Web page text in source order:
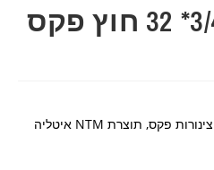
NTM מקשר "3/4* 32 חוץ פקס
מתאים לצינורות מים מושחלים וצינורות פקס, תוצרת NTM איטליה